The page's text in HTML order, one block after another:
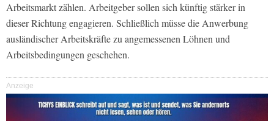
Arbeitsmarkt zählen. Arbeitgeber sollen sich künftig stärker in
dieser Richtung engagieren. Schließlich müsse die Anwerbung
ausländischer Arbeitskräfte zu angemessenen Löhnen und
Arbeitsbedingungen geschehen.
Anzeige